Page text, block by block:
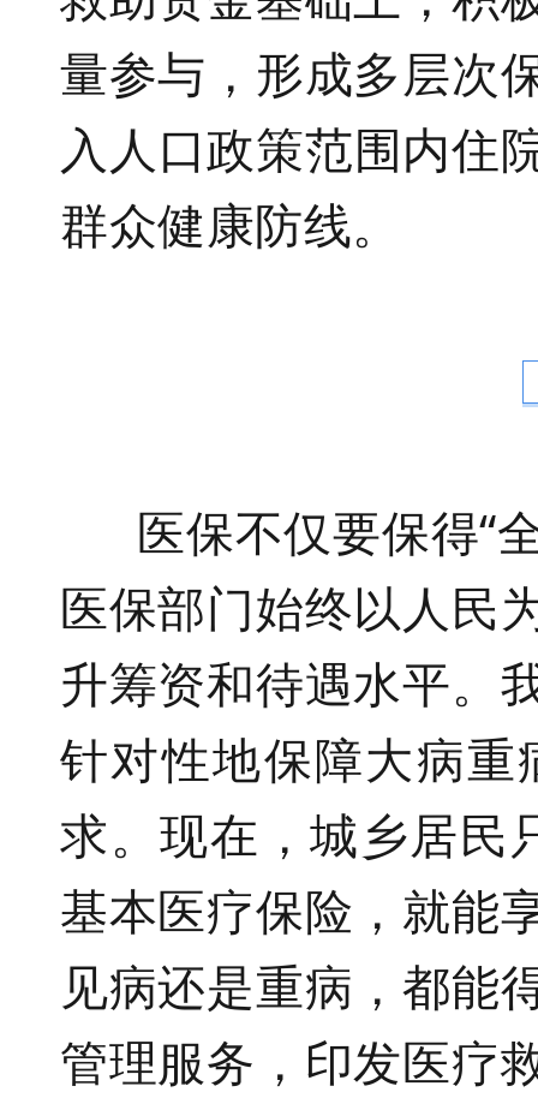
量参与，形成多层次
入人口政策范围内住
群众健康防线。
医保不仅要保得“
医保部门始终以人民
升筹资和待遇水平。
针对性地保障大病
求。现在，城乡居民
基本医疗保险，就能
见病还是重病，都能
管理服务， 印发医疗